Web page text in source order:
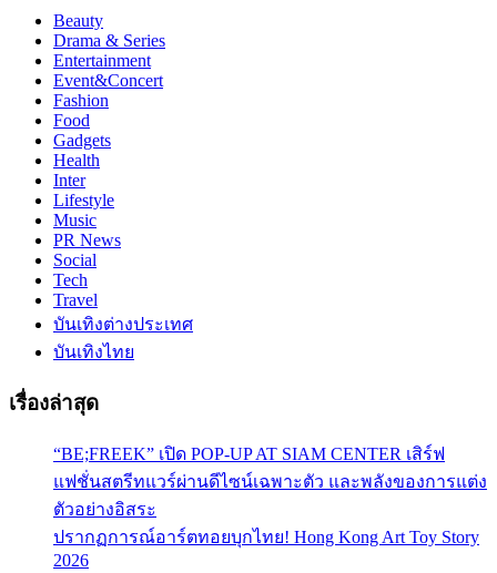
Beauty
Drama & Series
Entertainment
Event&Concert
Fashion
Food
Gadgets
Health
Inter
Lifestyle
Music
PR News
Social
Tech
Travel
บันเทิงต่างประเทศ
บันเทิงไทย
เรื่องล่าสุด
“BE;FREEK” เปิด POP-UP AT SIAM CENTER เสิร์ฟ
แฟชั่นสตรีทแวร์ผ่านดีไซน์เฉพาะตัว และพลังของการแต่ง
ตัวอย่างอิสระ
ปรากฏการณ์อาร์ตทอยบุกไทย! Hong Kong Art Toy Story
2026